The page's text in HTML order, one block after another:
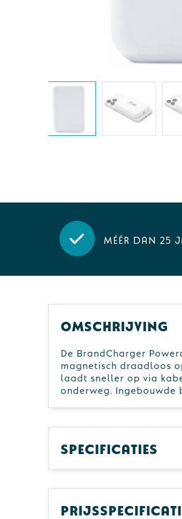
Méér dan 25
Omschrijving
De BrandCharger
magnetisch draadloos
laadt sneller op via
onderweg. Ingebouwde
Specificaties